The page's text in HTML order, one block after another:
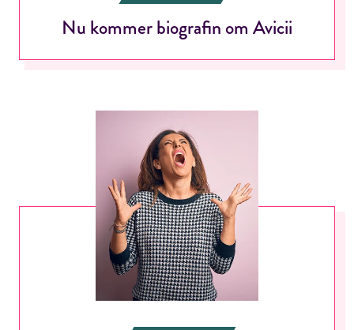
Nu kommer biografin om Avicii